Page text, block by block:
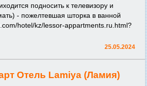
подносить к телевизору и
- пожелтевшая шторка в ванной
hotel/kz/lessor-appartments.ru.html?
25.05.2024
Отель Lamiya (Ламия)